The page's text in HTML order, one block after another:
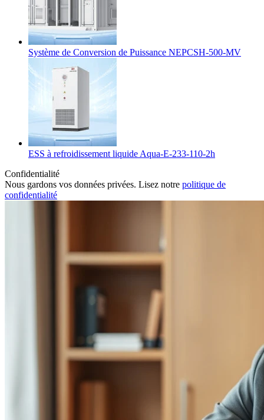
Système de Conversion de Puissance NEPCSH-500-MV
ESS à refroidissement liquide Aqua-E-233-110-2h
Confidentialité
Nous gardons vos données privées. Lisez notre politique de
confidentialité